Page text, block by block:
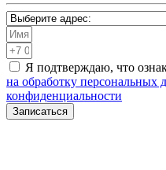
Я подтверждаю, что
на обработку персональных
конфиденциальности
Записаться